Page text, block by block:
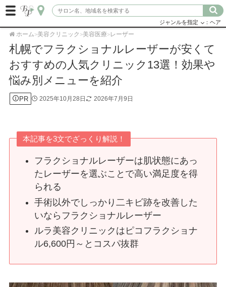
ジャンルを指定 ：ヘア
ホーム>美容クリニック >美容医療>レーザー
札幌でフラクショナルレーザーが安くて
おすすめの人気クリニック13選！効果や
悩み別メニューを紹介
PR 2025年10月28日 2026年7月9日
本記事を3文でざっくり解説！
フラクショナルレーザーは肌状態にあっ
たレーザーを選ぶことで高い満足度を得
られる
手術以外でしっかり二キビ跡を改善した
いならフラクショナルレーザー
ルラ美容クリニックはピコフラクショナ
ル6,600円～とコスパ抜群